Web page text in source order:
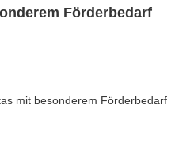
Förderbedarf